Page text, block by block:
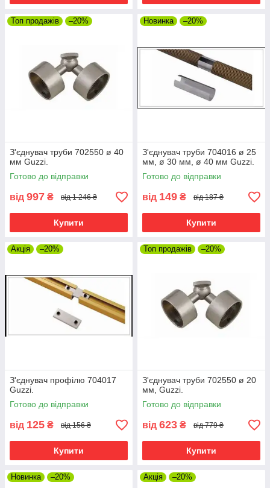
Топ продажів –20%
З'єднувач труби 702550 ø 40
мм Guzzi.
Готово до відправки
від 997 ₴ від 1 246 ₴
Купити
Новинка –20%
З'єднувач труби 704016 ø 25
мм, ø 30 мм, ø 40 мм Guzzi.
Готово до відправки
від 149 ₴ від 187 ₴
Купити
Акція –20%
З'єднувач профілю 704017
Guzzi.
Готово до відправки
від 125 ₴ від 156 ₴
Купити
Топ продажів –20%
З'єднувач труби 702550 ø 20
мм, Guzzi.
Готово до відправки
від 623 ₴ від 779 ₴
Купити
Новинка –20% Акція –20%